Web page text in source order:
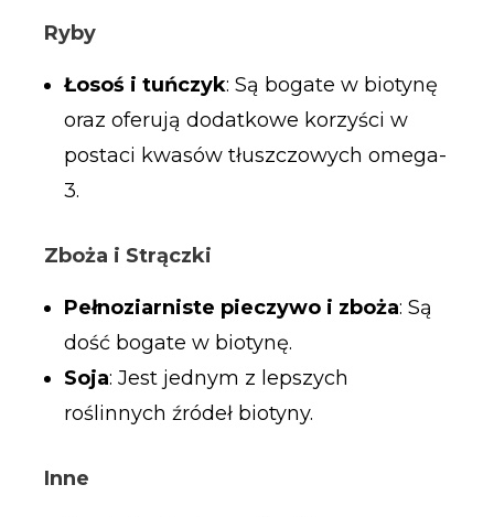
Ryby
Łosoś i tuńczyk: Są bogate w biotynę
oraz oferują dodatkowe korzyści w
postaci kwasów tłuszczowych omega-
3.
Zboża i Strączki
Pełnoziarniste pieczywo i zboża: Są
dość bogate w biotynę.
Soja: Jest jednym z lepszych
roślinnych źródeł biotyny.
Inne